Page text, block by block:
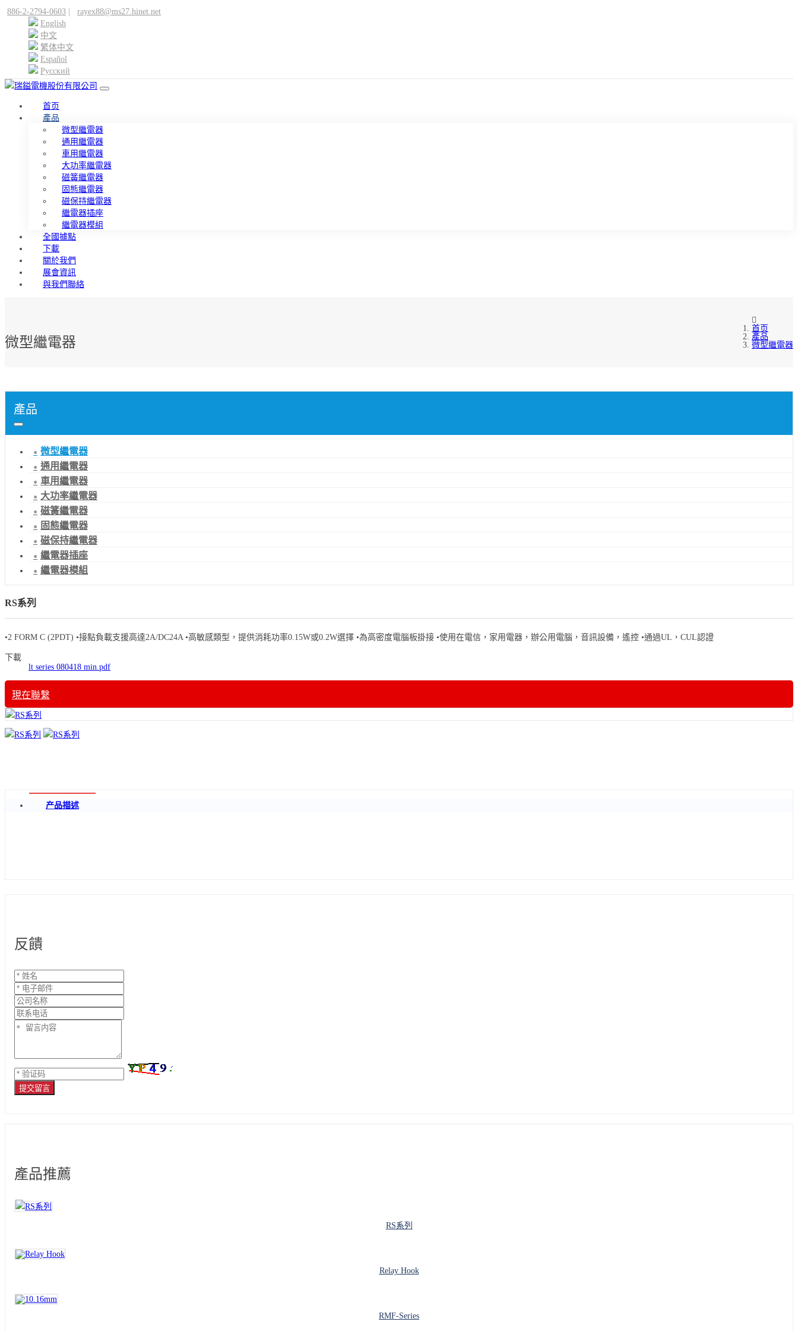
886-2-2794-0603
rayex88@ms27.hinet.net
English
中文
繁体中文
Español
Pусский
首页
產品
微型繼電器
通用繼電器
車用繼電器
大功率繼電器
磁簧繼電器
固態繼電器
磁保持繼電器
繼電器插座
繼電器模組
全國據點
下載
關於我們
展會資訊
與我們聯絡
微型繼電器
首页
產品
微型繼電器
產品
微型繼電器
通用繼電器
車用繼電器
大功率繼電器
磁簧繼電器
固態繼電器
磁保持繼電器
繼電器插座
繼電器模組
RS系列
•2 FORM C (2PDT) •接點負載支援高達2A/DC24A •高敏感類型，提供消耗功率0.15W或0.2W選擇 •為高密度電腦板掛接 •使用在電信，家用電器，辦公用電腦，音訊設備，遙控 •通過UL，CUL認證
下載
lt series 080418 min.pdf
現在聯繫
产品描述
反饋
提交留言
產品推薦
RS系列
Relay Hook
RMF-Series